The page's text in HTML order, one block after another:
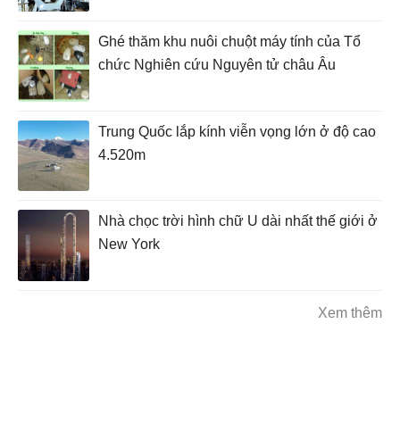
Ghé thăm khu nuôi chuột máy tính của Tổ
chức Nghiên cứu Nguyên tử châu Âu
Trung Quốc lắp kính viễn vọng lớn ở độ cao
4.520m
Nhà chọc trời hình chữ U dài nhất thế giới ở
New York
Xem thêm